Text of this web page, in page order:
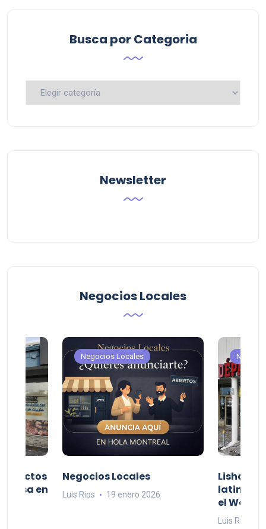
Busca por Categoria
Busca
Newsletter
Negocios Locales
casa en
Negocios Locales
Negocios Locales
Luis Rios 19 enero 2026
Lishaam
latinos
el West
Luis Rios